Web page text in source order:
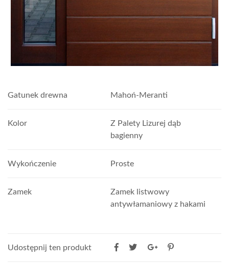
Gatunek drewna Mahoń-Meranti
Kolor
Z Palety Lizurej dąb
bagienny
Wykończenie Proste
Zamek
Zamek listwowy
antywłamaniowy z hakami
Udostępnij ten produkt